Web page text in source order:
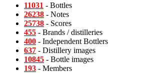
11031 - Bottles
26238 - Notes
25738 - Scores
455 - Brands / distilleries
400 - Independent Bottlers
637 - Distillery images
10845 - Bottle images
193 - Members